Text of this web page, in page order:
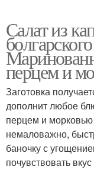
Салат из
перцем и
Заготовка
дополнит любое
перцем и морковью
немаловажно,
баночку с
почувствовать вкус